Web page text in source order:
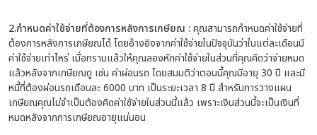
2.กำหนดค่าใช้จ่ายที่ต้องการหลังการเกษียณ :คุณสามารถกำหนดค่าใช้จ่ายที่
ต้องการหลังการเกษียณได้ โดยอ้างอิงจากค่าใช้จ่ายในปัจจุบันว่าในแต่ละเดือนมี
ค่าใช้จ่ายเท่าไหร่ เมื่อทราบแล้วให้คุณลองหักค่าใช้จ่ายในส่วนที่คุณคิดว่าจ่ายหมด
แล้วหลังจากเกษียณดู เช่น ค่าผ่อนรถ โดยสมมติว่าตอนนี้คุณมีอายุ 30 ปี และมี
หนี้ที่ต้องผ่อนรถเดือนละ 6000 บาท เป็นระยะเวลา 8 ปี สำหรับการวางแผน
เกษียณคุณไม่จำเป็นต้องคิดค่าใช้จ่ายในส่วนนี้แล้ว เพราะเงินส่วนนี้จะเป็นเงินที่
หมดหลังจากการเกษียณอายุแน่นอน